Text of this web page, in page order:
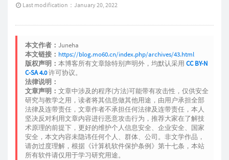
Last modification：January 20, 2022
本文作者： Juneha
本文链接： https://blog.mo60.cn/index.php/archives/43.html
版权声明： 本博客所有文章除特别声明外，均默认采用 CC BY-N
C-SA 4.0许可协议。
法律说明：
文章声明： 文章中涉及的程序(方法)可能带有攻击性，仅供安全
研究与教学之用，读者将其信息做其他用途，由用户承担全部
法律及连带责任，文章作者不承担任何法律及连带责任，本人
坚决反对利用文章内容进行恶意攻击行为，推荐大家在了解技
术原理的前提下，更好的维护个人信息安全、企业安全、国家
安全，本文内容未隐讳任何个人、群体、公司。非文学作品，
请勿过度理解，根据《计算机软件保护条例》第十七条，本站
所有软件请仅用于学习研究用途。